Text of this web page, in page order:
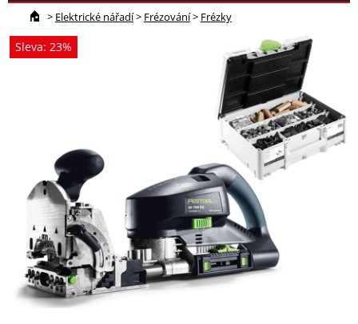
> Elektrické nářadí> Frézování> Frézky
Sleva: 23%